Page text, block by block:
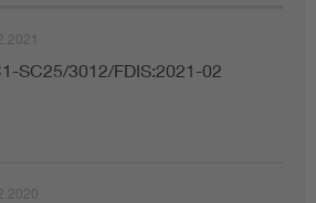
SC25/3012/FDIS:2021-02